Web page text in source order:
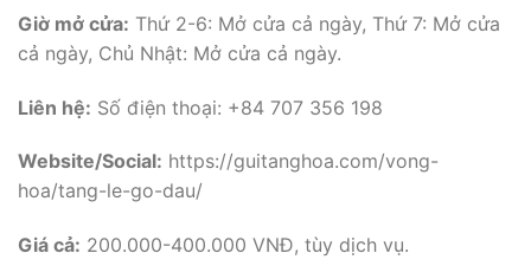
Giờ mở cửa: Thứ 2-6: Mở cửa cả ngày, Thứ 7: Mở cửa
cả ngày, Chủ Nhật: Mở cửa cả ngày.
Liên hệ: Số điện thoại: +84 707 356 198
Website/Social: https://guitanghoa.com/vong-
hoa/tang-le-go-dau/
Giá cả: 200.000-400.000 VNĐ, tùy dịch vụ.